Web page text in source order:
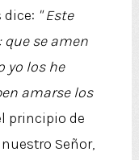
dice: " Este
se amen
yo los he
amarse los
principio de
Señor,